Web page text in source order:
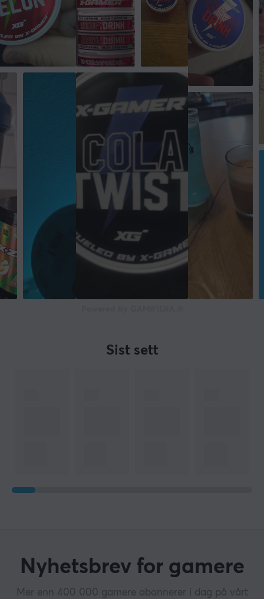
Sist sett
Nyhetsbrev for gamere
Mer enn 400 000 gamere abonnerer i dag på vårt